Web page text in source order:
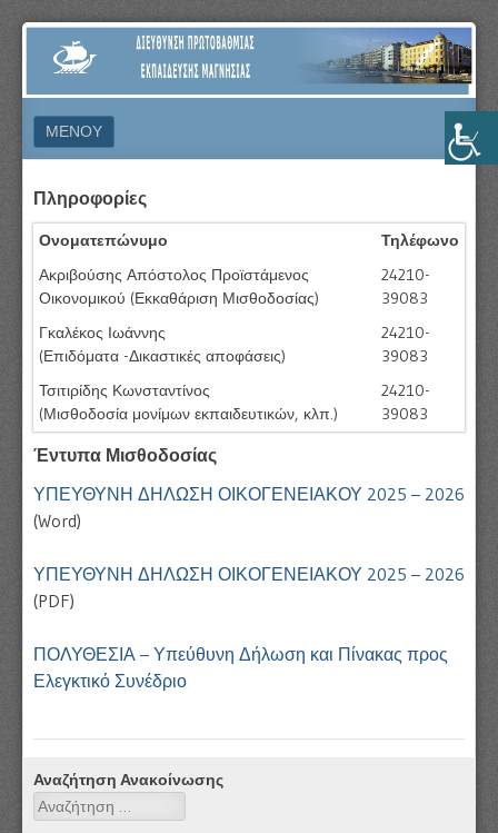
ΔΙΕΎΘΥΝΣΗ
ΠΡΩΤΟΒΆΘΜΙΑΣ
ΕΚΠΑΊΔΕΥΣΗΣ
ΜΑΓΝΗΣΊΑΣ
ΜΕΝΟΎ
Πληροφορίες
Ονοματεπώνυμο
Τηλέφωνο
Ακριβούσης Απόστολος Προϊστάμενος
Οικονομικού (Εκκαθάριση Μισθοδοσίας)
24210-
39083
Γκαλέκος Ιωάννης
(Επιδόματα -Δικαστικές αποφάσεις)
24210-
39083
Τσιτιρίδης Κωνσταντίνος
(Μισθοδοσία μονίμων εκπαιδευτικών, κλπ.)
24210-
39083
Έντυπα Μισθοδοσίας
ΥΠΕΥΘΥΝΗ ΔΗΛΩΣΗ ΟΙΚΟΓΕΝΕΙΑΚΟΥ 2025 – 2026
(Word)
ΥΠΕΥΘΥΝΗ ΔΗΛΩΣΗ ΟΙΚΟΓΕΝΕΙΑΚΟΥ 2025 – 2026
(PDF)
ΠΟΛΥΘΕΣΙΑ – Υπεύθυνη Δήλωση και Πίνακας προς
Ελεγκτικό Συνέδριο
Αναζήτηση Ανακοίνωσης
Αναζήτηση